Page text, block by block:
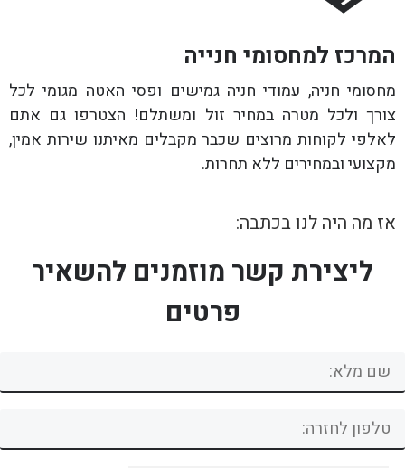
המרכז למחסומי חנייה
מחסומי חניה, עמודי חניה גמישים ופסי האטה מגומי לכל
צורך ולכל מטרה במחיר זול ומשתלם! הצטרפו גם אתם
לאלפי לקוחות מרוצים שכבר מקבלים מאיתנו שירות אמין,
מקצועי ובמחירים ללא תחרות.
אז מה היה לנו בכתבה:
ליצירת קשר מוזמנים להשאיר
פרטים